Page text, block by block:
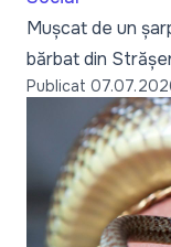
Mușcat de un
bărbat din
Publicat